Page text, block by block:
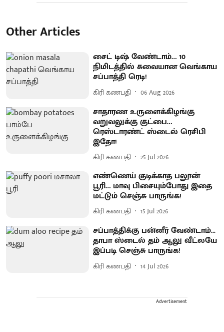
Other Articles
சைட் டிஷ் வேண்டாம்… 10
நிமிடத்தில் சுவையான வெங்காய
சப்பாத்தி ரெடி!
கிரி கணபதி 06 Aug 2026
சாதாரண உருளைக்கிழங்கு
வறுவலுக்கு குட்பை…
ரெஸ்டாரண்ட் ஸ்டைல் ரெசிபி
இதோ!
கிரி கணபதி 25 Jul 2026
எண்ணெய் குடிக்காத பலூன்
பூரி… மாவு பிசையும்போது இதை
மட்டும் செஞ்சு பாருங்க!
கிரி கணபதி 15 Jul 2026
சப்பாத்திக்கு பன்னீர் வேண்டாம்...
தாபா ஸ்டைல் தம் ஆலு வீட்லயே
இப்படி செஞ்சு பாருங்க!
கிரி கணபதி 14 Jul 2026
Advertisement